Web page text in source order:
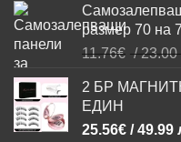
размер 70 на
11.76€ /
2 БР
ЕДИН
25.56€ / 49.99